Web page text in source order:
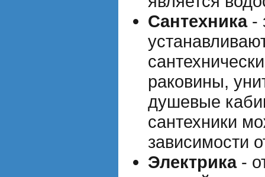
Сантехника-
раковины,
душевые
сантехники
зависимости
Электрика-